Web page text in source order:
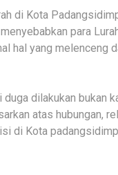
di Kota
para
hal yang melenceng
dilakukan bukan
atas hubungan,
di Kota